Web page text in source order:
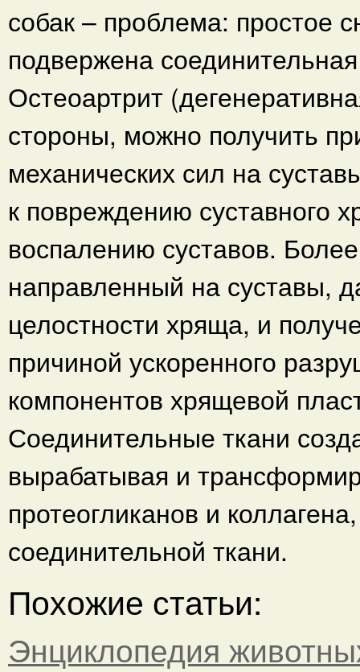
собак – проблема: простое
подвержена
Остеоартрит
стороны, можно получить
механических сил на
к повреждению суставного
воспалению суставов.
направленный на суставы,
целостности хряща, и
причиной ускоренного
компонентов хрящевой
Соединительные ткани
вырабатывая и
протеогликанов и
соединительной ткани.
Похожие статьи:
Энциклопедия